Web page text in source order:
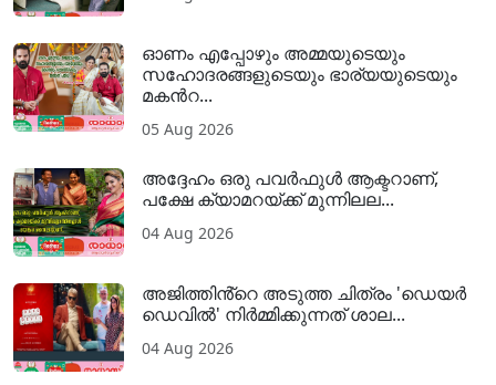
ഓണം എപ്പോഴും അമ്മയുടെയും
സഹോദരങ്ങളുടെയും ഭാര്യയുടെയും
മകന്‍റ...
05 Aug 2026
അദ്ദേഹം ഒരു പവര്‍ഫുള്‍ ആക്ടറാണ്,
പക്ഷേ ക്യാമറയ്ക്ക് മുന്നിലല...
04 Aug 2026
അജിത്തിൻ്റെ അടുത്ത ചിത്രം 'ഡെയർ
ഡെവിൽ' നിർമ്മിക്കുന്നത് ശാല...
04 Aug 2026